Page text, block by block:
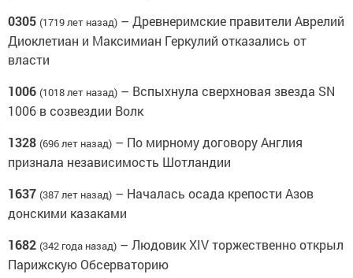
0305 (1719 лет назад) – Древнеримские правители Аврелий
Диоклетиан и Максимиан Геркулий отказались от
власти
1006 (1018 лет назад) – Вспыхнула сверхновая звезда SN
1006 в созвездии Волк
1328 (696 лет назад) – По мирному договору Англия
признала независимость Шотландии
1637 (387 лет назад) – Началась осада крепости Азов
донскими казаками
1682 (342 года назад) – Людовик XIV торжественно открыл
Парижскую Обсерваторию